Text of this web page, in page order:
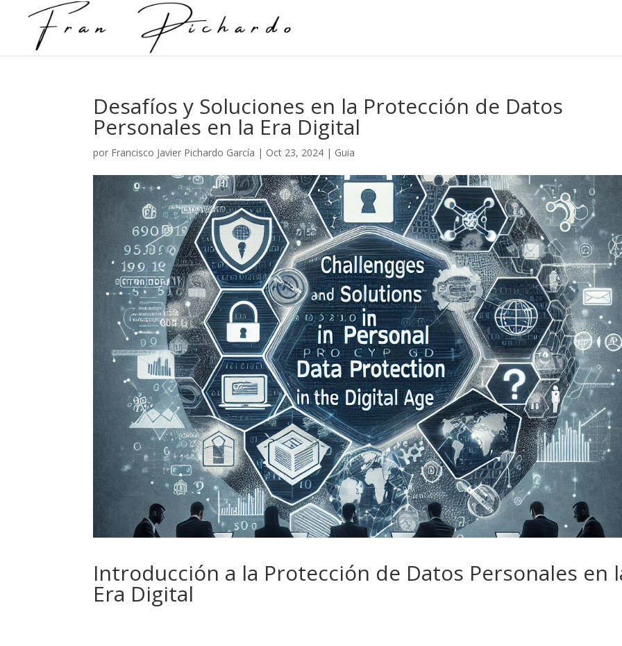
Desafíos y Soluciones en la Protección de Datos
Personales en la Era Digital
por Francisco Javier Pichardo García | Oct 23, 2024 | Guia
Introducción a la Protección de Datos Personales en
Era Digital